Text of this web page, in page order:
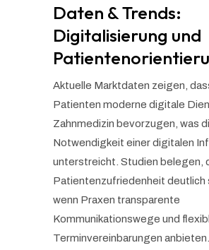
Daten & Trends:
Digitalisierung und
Aktuelle Marktdaten zeigen,
Patienten moderne digitale
Zahnmedizin bevorzugen, was
Notwendigkeit einer digitalen
unterstreicht. Studien belegen,
Patientenzufriedenheit deutlich
wenn Praxen transparente
Kommunikationswege und
Terminvereinbarungen anbieten.